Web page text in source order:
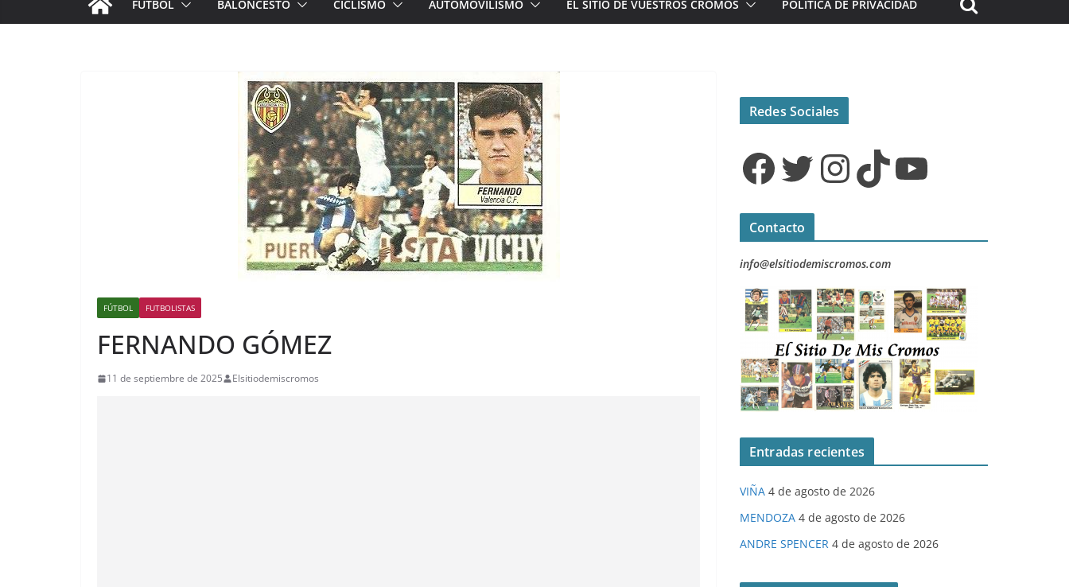
FÚTBOL BALONCESTO CICLISMO AUTOMOVILISMO EL SITIO DE VUESTROS CROMOS POLÍTICA DE PRIVACIDAD
FÚTBOL FUTBOLISTAS
FERNANDO GÓMEZ
11 de septiembre de 2025 Elsitiodemiscromos
Redes Sociales
Facebook Twitter InstagramTikTok YouTube
Contacto
info@elsitiodemiscromos.com
Entradas recientes
VIÑA 4 de agosto de 2026
MENDOZA 4 de agosto de 2026
ANDRE SPENCER 4 de agosto de 2026